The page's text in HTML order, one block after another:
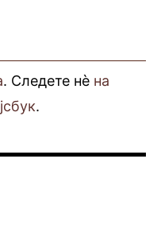
. Следете нè на
.